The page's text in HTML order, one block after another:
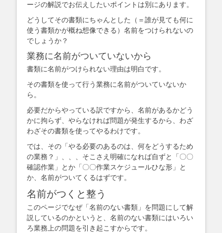
ージの解説でお伝えしたいポイントは別にあります。
どうしてその書類にちゃんとした（＝誰が見ても何に
使う書類かが概ね想像できる）名前をつけられないの
でしょうか？
業務に名前がついていないから
書類に名前がつけられない理由は明白です。
その書類を使って行う業務に名前がついていないか
ら。
必要だからやっている訳ですから、名前があるかどう
かに拘らず、やらなければ問題が発生するから、わざ
わざその書類を使ってやるわけです。
では、その「やる必要のあるのは、何をどうするため
の業務？」、、、そこさえ明確になれば自ずと「〇〇
確認作業」とか「〇〇作業スケジュールひな形」と
か、名前がついてくるはずです。
名前がつくと整う
このページでなぜ「名前のない書類」を問題にして解
説しているのかというと、名前のない書類にはいろい
ろ業務上の問題を引き起こすからです。